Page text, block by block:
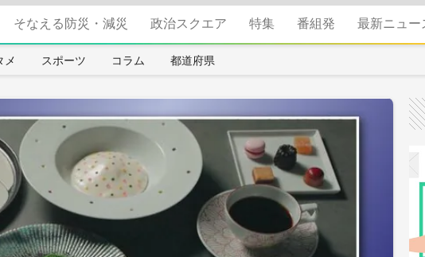
そなえる防災・減災 政治スクエア 特集 番組発 最新ニュー
メ スポーツ コラム 都道府県